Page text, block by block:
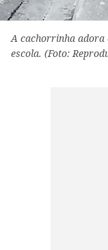
A cachorrinha adora
escola. (Foto: